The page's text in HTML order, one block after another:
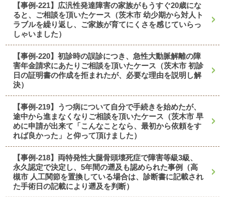
【事例-221】広汎性発達障害の家族がもうすぐ20歳にな
ると、ご相談を頂いたケース（茨木市 幼少期から対人ト
ラブルを繰り返し、ご家族が育てにくさを感じていらっ
しゃいました）
【事例-220】初診時の誤診につき、急性大動脈解離の障
害年金請求にあたりご相談を頂いたケース（茨木市 初診
日の証明書の作成を拒まれたが、必要な理由を説明し解
決）
【事例-219】うつ病について自分で手続きを始めたが、
途中から進まなくなりご相談を頂いたケース（茨木市 早
めに申請が出来て「こんなことなら、最初から依頼をす
れば良かった」と仰って頂けました）
【事例-218】両特発性大腿骨頭壊死症で障害等級3級、
永久認定で決定し、5年間の遡及も認められた事例（高
槻市 人工関節を置換している場合は、診断書に記載され
た手術日の記載により遡及を判断）